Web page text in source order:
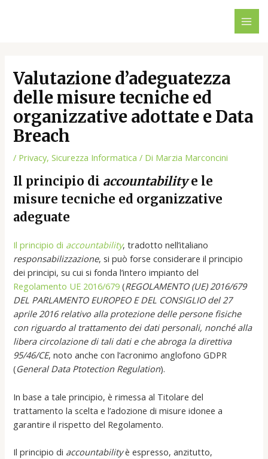
Valutazione d’adeguatezza
delle misure tecniche ed
organizzative adottate e Data
Breach
/ Privacy,Sicurezza Informatica / Di Marzia Marconcini
Il principio di accountabilitye le
misure tecniche ed organizzative
adeguate
Il principio di accountability, tradotto nell’italiano
responsabilizzazione, si può forse considerare il principio
dei principi, su cui si fonda l’intero impianto del
Regolamento UE 2016/679 (REGOLAMENTO (UE) 2016/679
DEL PARLAMENTO EUROPEO E DEL CONSIGLIO del 27
aprile 2016 relativo alla protezione delle persone fisiche
con riguardo al trattamento dei dati personali, nonché alla
libera circolazione di tali dati e che abroga la direttiva
95/46/CE, noto anche con l’acronimo anglofono GDPR
(General Data Ptotection Regulation).
In base a tale principio, è rimessa al Titolare del
trattamento la scelta e l’adozione di misure idonee a
garantire il rispetto del Regolamento.
Il principio di accountabilityè espresso, anzitutto,